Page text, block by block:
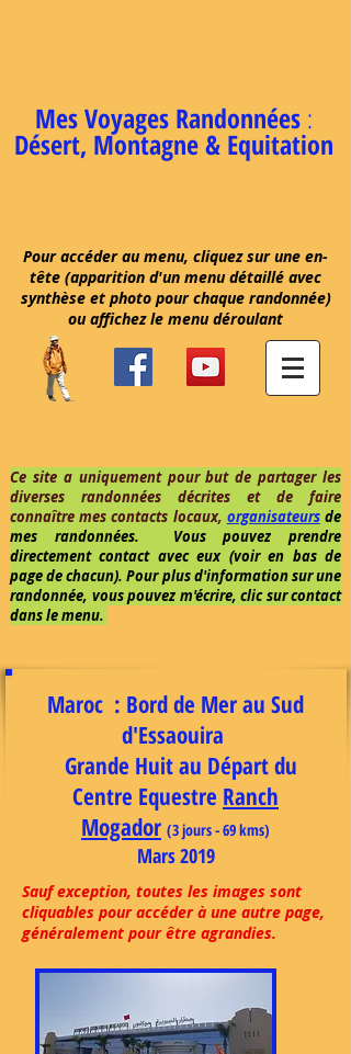
Mes Voyages Randonnées :
Désert, Montagne & Equitation
Pour accéder au menu, cliquez sur une en-
tête (apparition d'un menu détaillé avec
synthèse et photo pour chaque randonnée)
ou affichez le menu déroulant
Ce site a uniquement pour but de partager les
diverses randonnées décrites et de faire
connaître mes contacts locaux, organisateurs de
mes randonnées. Vous pouvez prendre
directement contact avec eux (voir en bas de
page de chacun). Pour plus d'information sur une
randonnée, vous pouvez m'écrire, clic sur contact
dans le menu.
Maroc : Bord de Mer au Sud
d'Essaouira
Grande Huit au Départ du
Centre Equestre Ranch
Mogador (3jours - 69 kms)
Mars 2019
Sauf exception, toutes les images sont
cliquables pour accéder à une autre page,
généralement pour être agrandies.